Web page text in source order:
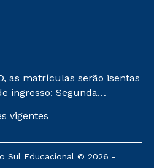
as matrículas serão isentas
ingresso: Segunda
de matrícula será de R$
aos cursos: Ensino
vigentes
Sul Educacional © 2026 -